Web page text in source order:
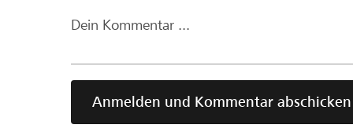
chf-
Dein Kommentar ...
Anmelden und Kommentar abschicken